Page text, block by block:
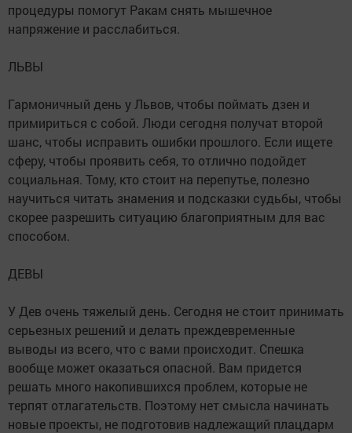
процедуры помогут Ракам снять мышечное
напряжение и расслабиться.
ЛЬВЫ
Гармоничный день у Львов, чтобы поймать дзен и
примириться с собой. Люди сегодня получат второй
шанс, чтобы исправить ошибки прошлого. Если ищете
сферу, чтобы проявить себя, то отлично подойдет
социальная. Тому, кто стоит на перепутье, полезно
научиться читать знамения и подсказки судьбы, чтобы
скорее разрешить ситуацию благоприятным для вас
способом.
ДЕВЫ
У Дев очень тяжелый день. Сегодня не стоит принимать
серьезных решений и делать преждевременные
выводы из всего, что с вами происходит. Спешка
вообще может оказаться опасной. Вам придется
решать много накопившихся проблем, которые не
терпят отлагательств. Поэтому нет смысла начинать
новые проекты, не подготовив надлежащий плацдарм